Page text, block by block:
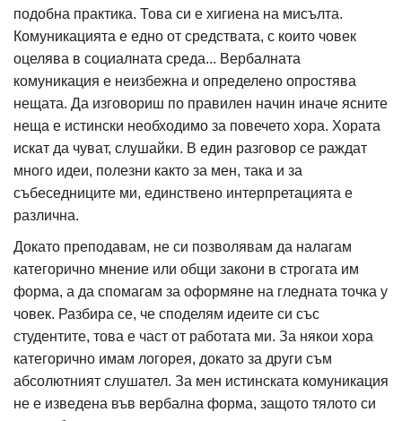
подобна практика. Това си е хигиена на мисълта.
Комуникацията е едно от средствата, с които човек
оцелява в социалната среда... Вербалната
комуникация е неизбежна и определено опростява
нещата. Да изговориш по правилен начин иначе ясните
неща е истински необходимо за повечето хора. Хората
искат да чуват, слушайки. В един разговор се раждат
много идеи, полезни както за мен, така и за
събеседниците ми, единствено интерпретацията е
различна.
Докато преподавам, не си позволявам да налагам
категорично мнение или общи закони в строгата им
форма, а да спомагам за оформяне на гледната точка у
човек. Разбира се, че споделям идеите си със
студентите, това е част от работата ми. За някои хора
категорично имам логорея, докато за други съм
абсолютният слушател. За мен истинската комуникация
не е изведена във вербална форма, защото тялото си